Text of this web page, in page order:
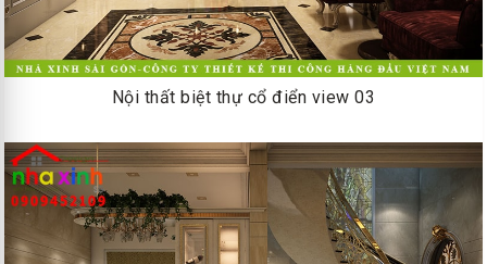
Nội thất biệt thự cổ điển view 03